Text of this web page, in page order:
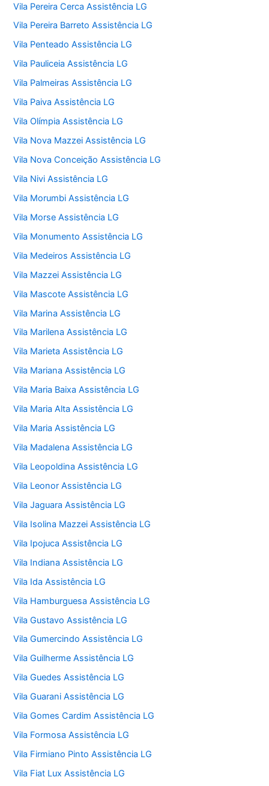
Vila Pereira Cerca Assistência LG
Vila Pereira Barreto Assistência LG
Vila Penteado Assistência LG
Vila Pauliceia Assistência LG
Vila Palmeiras Assistência LG
Vila Paiva Assistência LG
Vila Olímpia Assistência LG
Vila Nova Mazzei Assistência LG
Vila Nova Conceição Assistência LG
Vila Nivi Assistência LG
Vila Morumbi Assistência LG
Vila Morse Assistência LG
Vila Monumento Assistência LG
Vila Medeiros Assistência LG
Vila Mazzei Assistência LG
Vila Mascote Assistência LG
Vila Marina Assistência LG
Vila Marilena Assistência LG
Vila Marieta Assistência LG
Vila Mariana Assistência LG
Vila Maria Baixa Assistência LG
Vila Maria Alta Assistência LG
Vila Maria Assistência LG
Vila Madalena Assistência LG
Vila Leopoldina Assistência LG
Vila Leonor Assistência LG
Vila Jaguara Assistência LG
Vila Isolina Mazzei Assistência LG
Vila Ipojuca Assistência LG
Vila Indiana Assistência LG
Vila Ida Assistência LG
Vila Hamburguesa Assistência LG
Vila Gustavo Assistência LG
Vila Gumercindo Assistência LG
Vila Guilherme Assistência LG
Vila Guedes Assistência LG
Vila Guarani Assistência LG
Vila Gomes Cardim Assistência LG
Vila Formosa Assistência LG
Vila Firmiano Pinto Assistência LG
Vila Fiat Lux Assistência LG